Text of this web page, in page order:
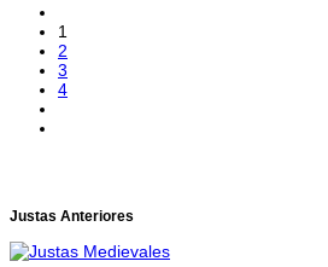
1
2
3
4
Justas Anteriores